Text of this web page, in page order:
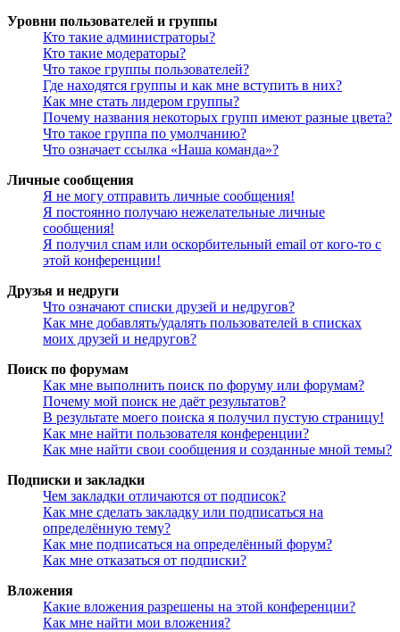
Уровни пользователей и группы
Кто такие администраторы?
Кто такие модераторы?
Что такое группы пользователей?
Где находятся группы и как мне вступить в них?
Как мне стать лидером группы?
Почему названия некоторых групп имеют разные цвета?
Что такое группа по умолчанию?
Что означает ссылка «Наша команда»?
Личные сообщения
Я не могу отправить личные сообщения!
Я постоянно получаю нежелательные личные
сообщения!
Я получил спам или оскорбительный email от кого-то с
этой конференции!
Друзья и недруги
Что означают списки друзей и недругов?
Как мне добавлять/удалять пользователей в списках
моих друзей и недругов?
Поиск по форумам
Как мне выполнить поиск по форуму или форумам?
Почему мой поиск не даёт результатов?
В результате моего поиска я получил пустую страницу!
Как мне найти пользователя конференции?
Как мне найти свои сообщения и созданные мной темы?
Подписки и закладки
Чем закладки отличаются от подписок?
Как мне сделать закладку или подписаться на
определённую тему?
Как мне подписаться на определённый форум?
Как мне отказаться от подписки?
Вложения
Какие вложения разрешены на этой конференции?
Как мне найти мои вложения?